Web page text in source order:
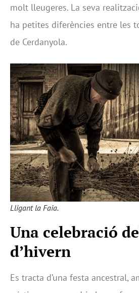
molt lleugeres. La seva
ha petites diferències entre les
de Cerdanyola.
Lligant la Faia.
Una celebració
d’hivern
Es tracta d’una festa ancestral,